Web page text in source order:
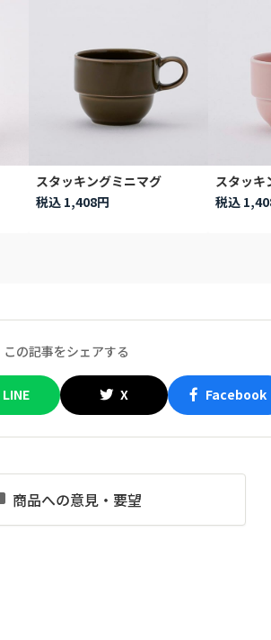
スタッキングミニマグ
税込 1,408円
スタッキ
税込
この記事をシェアする
LINE X Facebook
商品への意見・要望